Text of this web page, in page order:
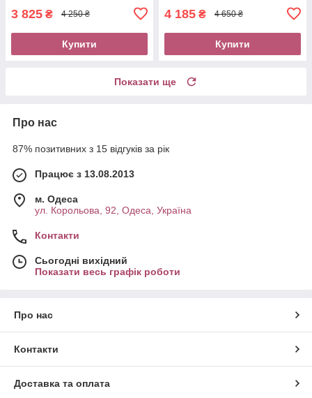
3 825 ₴ 4 250 ₴
Купити
4 185 ₴ 4 650 ₴
Купити
Показати ще
Про нас
87% позитивних з 15 відгуків за рік
Працює з 13.08.2013
м. Одеса
ул. Корольова, 92, Одеса, Україна
Контакти
Сьогодні вихідний
Показати весь графік роботи
Про нас
Контакти
Доставка та оплата